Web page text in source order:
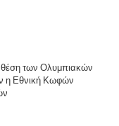
θέση των Ολυμπιακών
η Εθνική Κωφών